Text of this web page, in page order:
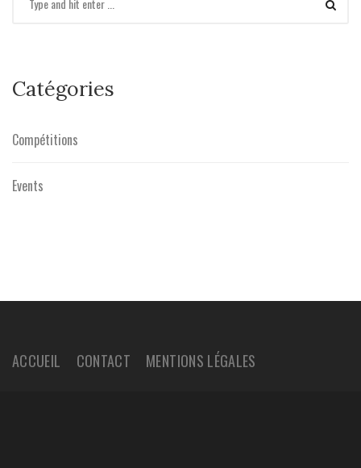
Catégories
Compétitions
Events
ACCUEIL CONTACT MENTIONS LÉGALES